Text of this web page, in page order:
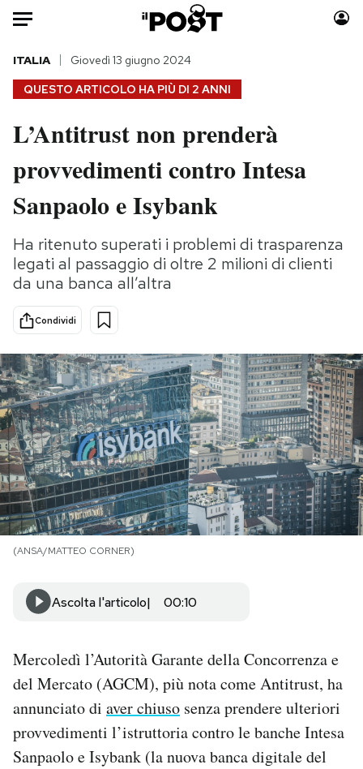
Auto
HOME
Italia
Politica
Tecnologia
Scienza
Cultura
Sport
Moda
Consumismi
Storie/Idee
Media
PODCAST
NEWSLETTER
I MIEI PREFERITI
SHOP
CALENDARIO
AREA PERSONALE
Area Personale
Newsletter
Notifiche mobile
Regala il Post
QUESTO ARTICOLO HA PIÙ DI 2 ANNI
ITALIA Giovedì 13 giugno 2024
L’Antitrust non prenderà
provvedimenti contro Intesa
Sanpaolo e Isybank
Ha ritenuto superati i problemi di trasparenza
legati al passaggio di oltre 2 milioni di clienti
da una banca all’altra
Condividi
(ANSA/MATTEO CORNER)
Ascolta l'articolo 00:10
Mercoledì l’Autorità Garante della Concorrenza e
del Mercato (AGCM), più nota come Antitrust, ha
annunciato di aver chiuso senza prendere ulteriori
provvedimenti l’istruttoria contro le banche Intesa
Sanpaolo e Isybank (la nuova banca digitale del